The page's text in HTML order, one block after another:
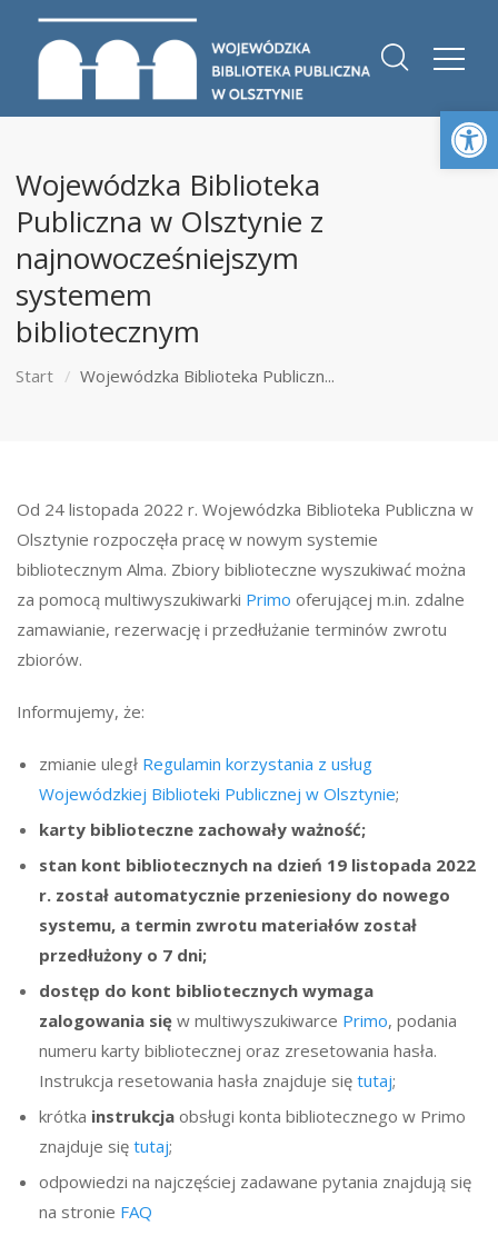
Wojewódzka Biblioteka
Publiczna w Olsztynie z
najnowocześniejszym
systemem
bibliotecznym
Start Wojewódzka Biblioteka Publiczn...
Od 24 listopada 2022 r. Wojewódzka Biblioteka Publiczna w
Olsztynie rozpoczęła pracę w nowym systemie
bibliotecznym Alma. Zbiory biblioteczne wyszukiwać można
za pomocą multiwyszukiwarki Primo oferującej m.in. zdalne
zamawianie, rezerwację i przedłużanie terminów zwrotu
zbiorów.
Informujemy, że:
zmianie uległ Regulamin korzystania z usług
Wojewódzkiej Biblioteki Publicznej w Olsztynie;
karty biblioteczne zachowały ważność;
stan kont bibliotecznych na dzień 19 listopada 2022
r. został automatycznie przeniesiony do nowego
systemu, a termin zwrotu materiałów został
przedłużony o 7 dni;
dostęp do kont bibliotecznych wymaga
zalogowania się w multiwyszukiwarce Primo, podania
numeru karty bibliotecznej oraz zresetowania hasła.
Instrukcja resetowania hasła znajduje się tutaj;
krótka instrukcja obsługi konta bibliotecznego w Primo
znajduje się tutaj;
odpowiedzi na najczęściej zadawane pytania znajdują się
na stronie FAQ